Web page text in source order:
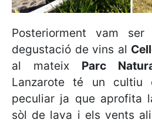
Posteriorment vam
degustació de vins al
al mateix Parc
Lanzarote té un
peculiar ja que aprofita
sòl de lava i els vents